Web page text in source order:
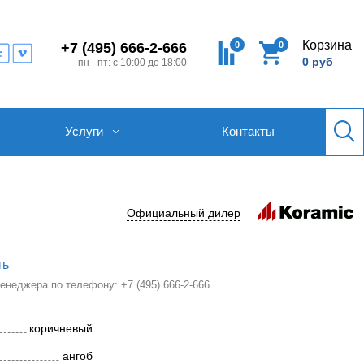
+7 (495) 666-2-666
пн - пт: с 10:00 до 18:00
0 0 Корзина
0 руб
Услуги Контакты
Официальный дилер
по телефону: +7 (495) 666-2-666.
коричневый
ангоб